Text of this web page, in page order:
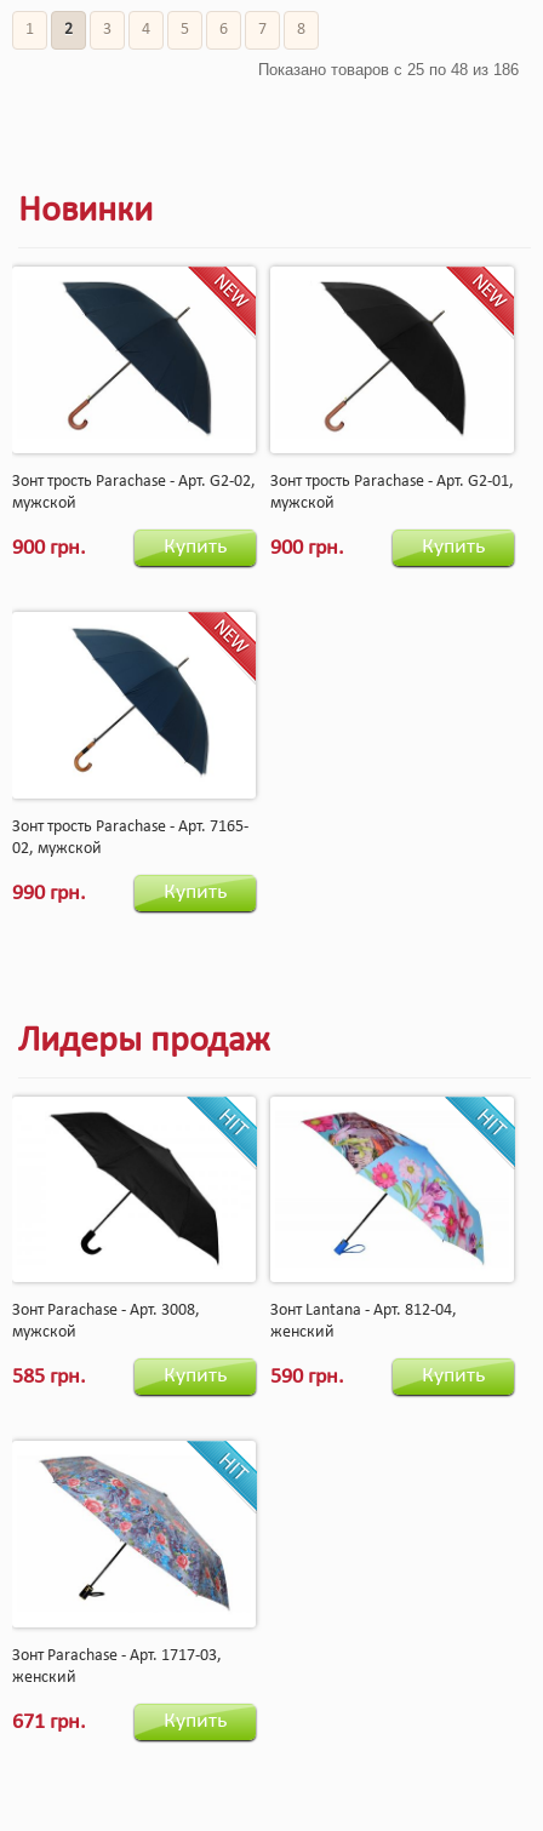
1 2 3 4 5 6 7 8
Показано товаров с 25 по 48 из 186
Новинки
Зонт трость Parachase - Арт. G2-02,
мужской
900 грн. Купить
Зонт трость Parachase - Арт. G2-01,
мужской
900 грн. Купить
Зонт трость Parachase - Арт. 7165-
02, мужской
990 грн. Купить
Лидеры продаж
Зонт Parachase - Арт. 3008,
мужской
585 грн. Купить
Зонт Lantana - Арт. 812-04,
женский
590 грн. Купить
Зонт Parachase - Арт. 1717-03,
женский
671 грн. Купить